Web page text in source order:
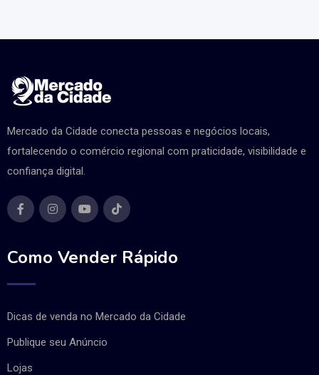
Mercado da Cidade conecta pessoas e negócios locais,
fortalecendo o comércio regional com praticidade, visibilidade e
confiança digital.
Como Vender Rápido
Dicas de venda no Mercado da Cidade
Publique seu Anúncio
Lojas